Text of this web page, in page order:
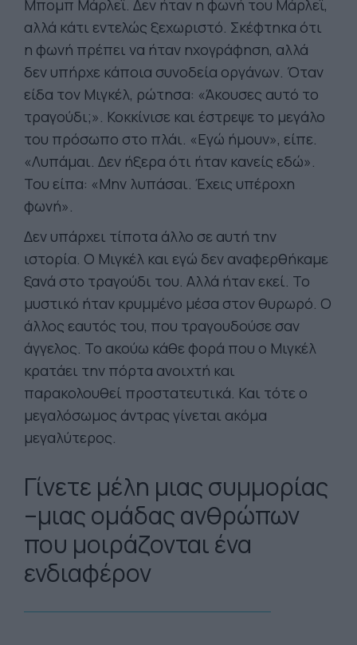
Μπομπ Μάρλεϊ. Δεν ήταν η φωνή του Μάρλεϊ,
αλλά κάτι εντελώς ξεχωριστό. Σκέφτηκα ότι
η φωνή πρέπει να ήταν ηχογράφηση, αλλά
δεν υπήρχε κάποια συνοδεία οργάνων. Όταν
είδα τον Μιγκέλ, ρώτησα: «Άκουσες αυτό το
τραγούδι;». Κοκκίνισε και έστρεψε το μεγάλο
του πρόσωπο στο πλάι. «Εγώ ήμουν», είπε.
«Λυπάμαι. Δεν ήξερα ότι ήταν κανείς εδώ».
Του είπα: «Μην λυπάσαι. Έχεις υπέροχη
φωνή».
Δεν υπάρχει τίποτα άλλο σε αυτή την
ιστορία. Ο Μιγκέλ και εγώ δεν αναφερθήκαμε
ξανά στο τραγούδι του. Αλλά ήταν εκεί. Το
μυστικό ήταν κρυμμένο μέσα στον θυρωρό. Ο
άλλος εαυτός του, που τραγουδούσε σαν
άγγελος. Το ακούω κάθε φορά που ο Μιγκέλ
κρατάει την πόρτα ανοιχτή και
παρακολουθεί προστατευτικά. Και τότε ο
μεγαλόσωμος άντρας γίνεται ακόμα
μεγαλύτερος.
Γίνετε μέλη μιας συμμορίας
–μιας ομάδας ανθρώπων
που μοιράζονται ένα
ενδιαφέρον